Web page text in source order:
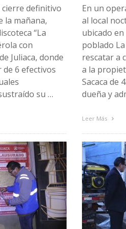
cierre definitivo
la mañana,
“La
con
Juliaca, donde
6 efectivos
su …
En un
al local
ubicado
poblado
rescatar a
a la
Sacaca de
dueña y
Leer Más